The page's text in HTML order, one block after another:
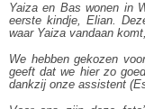
Yaiza en Bas wonen in
eerste kindje, Elian.
waar Yaiza vandaan
We hebben gekozen
geeft dat we hier zo
dankzij onze assistent